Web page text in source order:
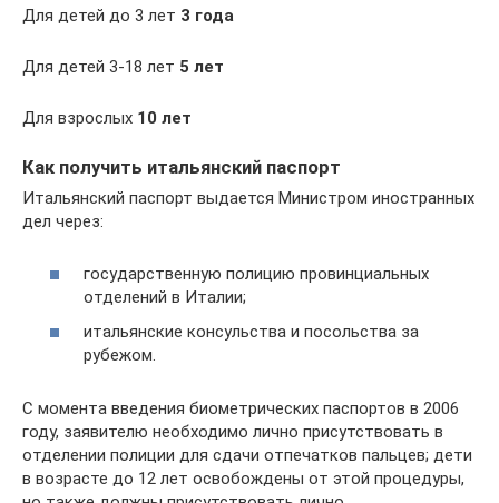
Для детей до 3 лет 3 года
Для детей 3-18 лет 5 лет
Для взрослых 10 лет
Как получить итальянский паспорт
Итальянский паспорт выдается Министром иностранных
дел через:
государственную полицию провинциальных
отделений в Италии;
итальянские консульства и посольства за
рубежом.
С момента введения биометрических паспортов в 2006
году, заявителю необходимо лично присутствовать в
отделении полиции для сдачи отпечатков пальцев; дети
в возрасте до 12 лет освобождены от этой процедуры,